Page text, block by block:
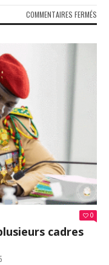
COMMENTAIRES FERMÉS
0
cadres